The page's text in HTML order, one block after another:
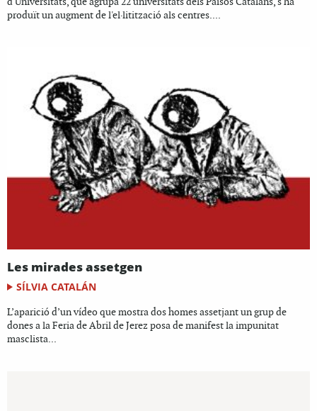
produït un augment de l'el·litització als centres....
Les mirades assetgen
SÍLVIA CATALÁN
L’aparició d’un vídeo que mostra dos homes assetjant un grup de
dones a la Feria de Abril de Jerez posa de manifest la impunitat
masclista...